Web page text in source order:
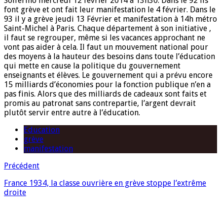
font grève et ont fait leur manifestation le 4 février. Dans le
93 il y a grève jeudi 13 Février et manifestation à 14h métro
Saint-Michel à Paris. Chaque département à son initiative ,
il faut se regrouper, même si les vacances approchant ne
vont pas aider à cela. Il faut un mouvement national pour
des moyens à la hauteur des besoins dans toute l’éducation
qui mette en cause la politique du gouvernement
enseignants et élèves. Le gouvernement qui a prévu encore
15 milliards d’économies pour la fonction publique n’en a
pas finis. Alors que des milliards de cadeaux sont faits et
promis au patronat sans contrepartie, l’argent devrait
plutôt servir entre autre à l’éducation.
Education
grève
manifestation
Précédent
France 1934, la classe ouvrière en grève stoppe l’extrême
droite